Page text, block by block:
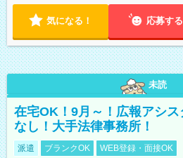
気になる！ 応募する
未読
在宅OK！9月～！広報アシ
なし！大手法律事務所！
派遣 ブランクOK WEB登録・面接OK